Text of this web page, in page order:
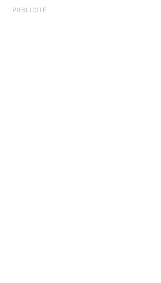
PUBLICITÉ